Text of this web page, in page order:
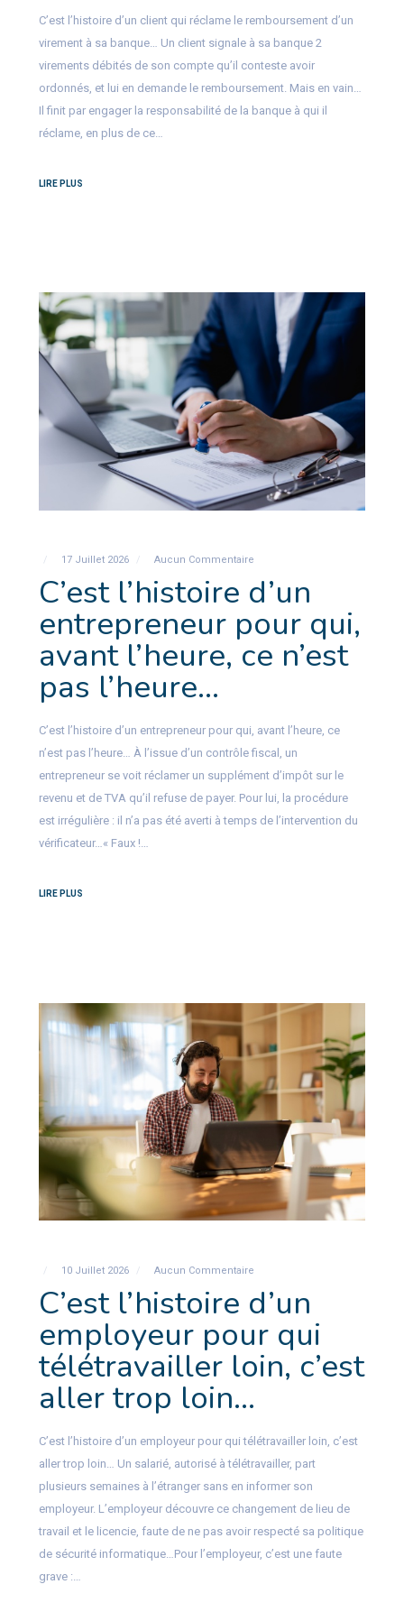
C’est l’histoire d’un client qui réclame le remboursement d’un
virement à sa banque… Un client signale à sa banque 2
virements débités de son compte qu’il conteste avoir
ordonnés, et lui en demande le remboursement. Mais en vain…
Il finit par engager la responsabilité de la banque à qui il
réclame, en plus de ce…
LIRE PLUS
17 Juillet 2026 Aucun Commentaire
C’est l’histoire d’un
entrepreneur pour qui,
avant l’heure, ce n’est
pas l’heure…
C’est l’histoire d’un entrepreneur pour qui, avant l’heure, ce
n’est pas l’heure… À l’issue d’un contrôle fiscal, un
entrepreneur se voit réclamer un supplément d’impôt sur le
revenu et de TVA qu’il refuse de payer. Pour lui, la procédure
est irrégulière : il n’a pas été averti à temps de l’intervention du
vérificateur…« Faux !…
LIRE PLUS
10 Juillet 2026 Aucun Commentaire
C’est l’histoire d’un
employeur pour qui
télétravailler loin, c’est
aller trop loin…
C’est l’histoire d’un employeur pour qui télétravailler loin, c’est
aller trop loin… Un salarié, autorisé à télétravailler, part
plusieurs semaines à l’étranger sans en informer son
employeur. L’employeur découvre ce changement de lieu de
travail et le licencie, faute de ne pas avoir respecté sa politique
de sécurité informatique…Pour l’employeur, c’est une faute
grave :…